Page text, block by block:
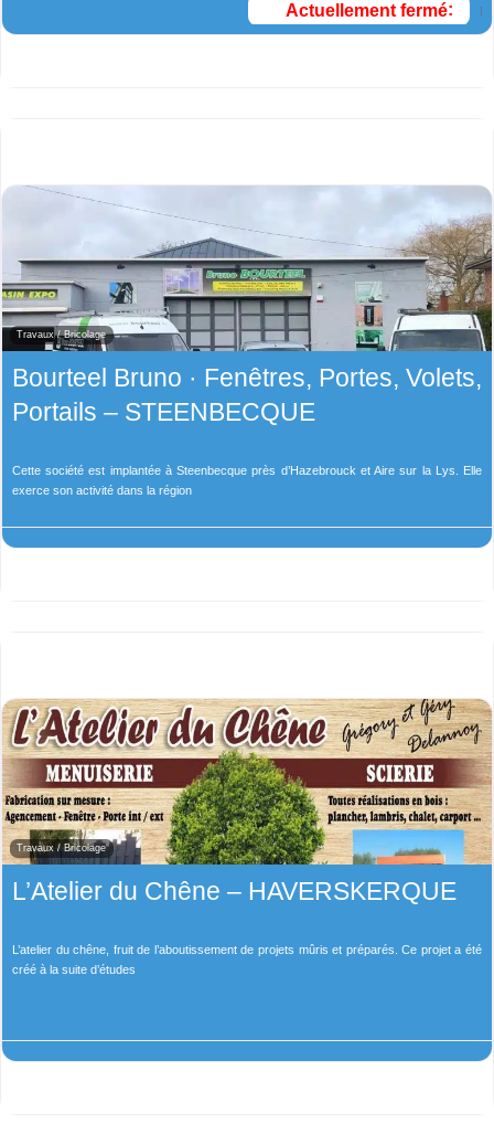
Actuellement fermé:
Travaux / Bricolage
Bourteel Bruno · Fenêtres, Portes, Volets,
Portails – STEENBECQUE
Cette société est implantée à Steenbecque près d’Hazebrouck et Aire sur la Lys. Elle
exerce son activité dans la région
Travaux / Bricolage
L’Atelier du Chêne – HAVERSKERQUE
L’atelier du chêne, fruit de l’aboutissement de projets mûris et préparés. Ce projet a été
créé à la suite d’études